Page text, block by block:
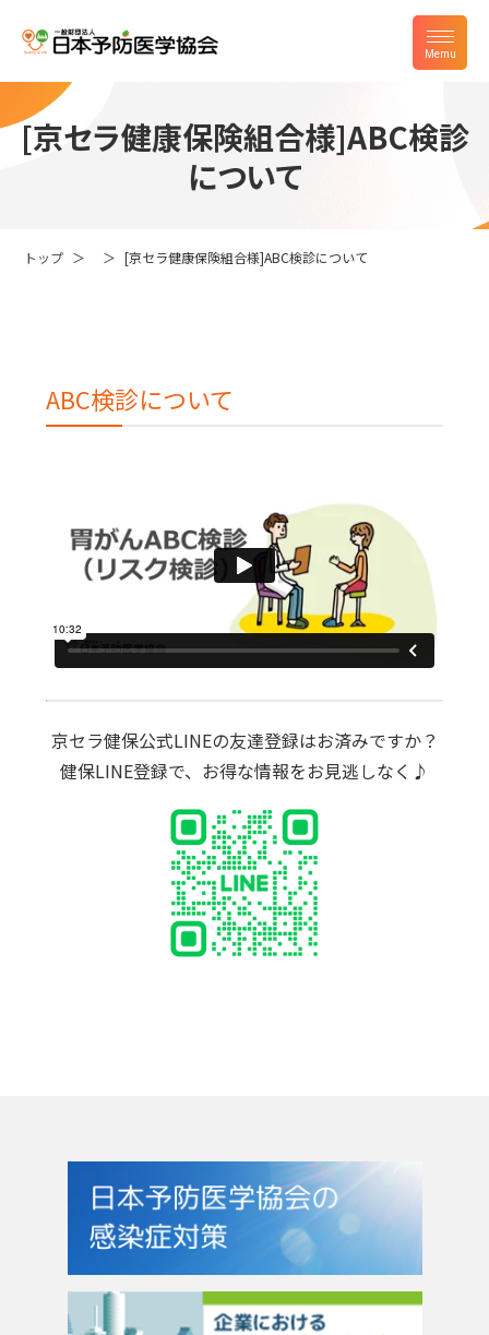
[京セラ健康保険組合様]ABC検診
について
トップ [京セラ健康保険組合様]ABC検診について
ABC検診について
京セラ健保公式LINEの友達登録はお済みですか？
健保LINE登録で、お得な情報をお見逃しなく♪